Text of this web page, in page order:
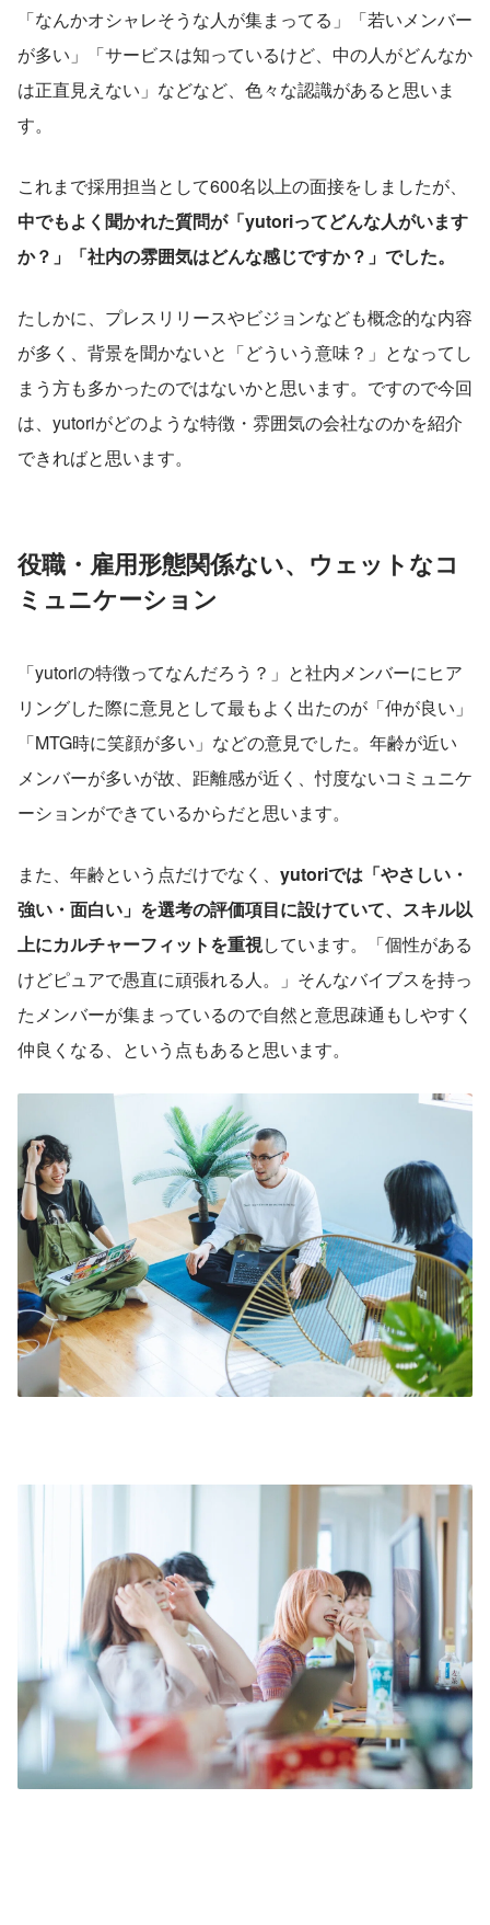
「なんかオシャレそうな人が集まってる」「若いメンバー
が多い」「サービスは知っているけど、中の人がどんなか
は正直見えない」などなど、色々な認識があると思いま
す。
これまで採用担当として600名以上の面接をしましたが、
中でもよく聞かれた質問が「yutoriってどんな人がいます
か？」「社内の雰囲気はどんな感じですか？」でした。
たしかに、プレスリリースやビジョンなども概念的な内容
が多く、背景を聞かないと「どういう意味？」となってし
まう方も多かったのではないかと思います。ですので今回
は、yutoriがどのような特徴・雰囲気の会社なのかを紹介
できればと思います。
役職・雇用形態関係ない、ウェットなコ
ミュニケーション
「yutoriの特徴ってなんだろう？」と社内メンバーにヒア
リングした際に意見として最もよく出たのが「仲が良い」
「MTG時に笑顔が多い」などの意見でした。年齢が近い
メンバーが多いが故、距離感が近く、忖度ないコミュニケ
ーションができているからだと思います。
また、年齢という点だけでなく、 yutoriでは「やさしい・
強い・面白い」を選考の評価項目に設けていて、スキル以
上にカルチャーフィットを重視しています。「個性がある
けどピュアで愚直に頑張れる人。」そんなバイブスを持っ
たメンバーが集まっているので自然と意思疎通もしやすく
仲良くなる、という点もあると思います。